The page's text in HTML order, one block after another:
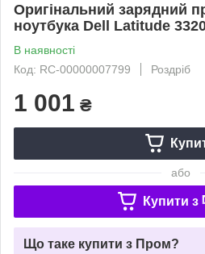
Оригінальний зарядний
ноутбука Dell Latitude
В наявності
Код: RC-00000007799
Роздріб
1 001 ₴
або
Купити з
Що таке купити з Пром?